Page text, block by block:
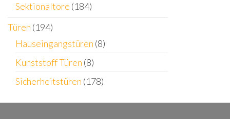
Sektionaltore (184)
Türen (194)
Hauseingangstüren (8)
Kunststoff Türen (8)
Sicherheitstüren (178)